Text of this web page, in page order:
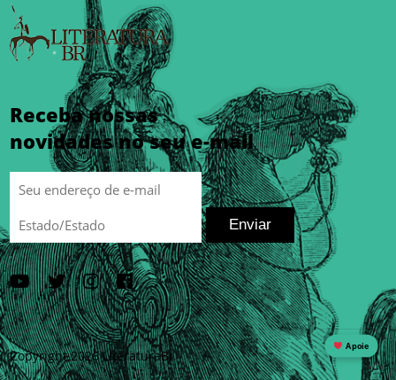
Receba nossas
novidades no seu e-mail
Enviar
Copyright 2026 LiteraturaBr
Apoie